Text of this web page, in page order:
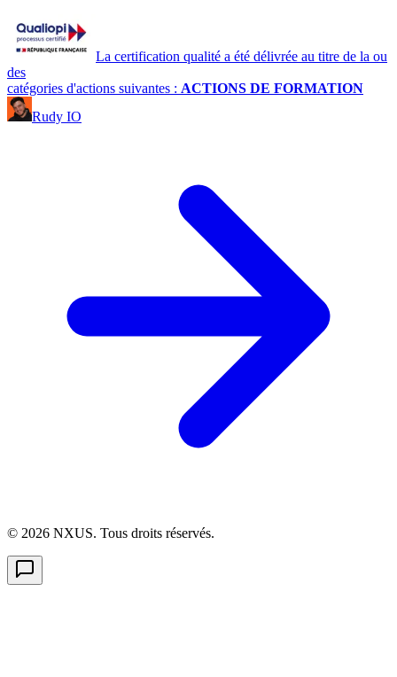
La certification qualité a été délivrée au titre de la ou
des
catégories d'actions suivantes : ACTIONS DE FORMATION
Rudy IO
© 2026 NXUS. Tous droits réservés.